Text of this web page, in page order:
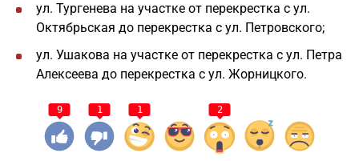
ул. Тургенева на участке от перекрестка с ул.
Октябрьская до перекрестка с ул. Петровского;
ул. Ушакова на участке от перекрестка с ул. Петра
Алексеева до перекрестка с ул. Жорницкого.
9 1 1 2